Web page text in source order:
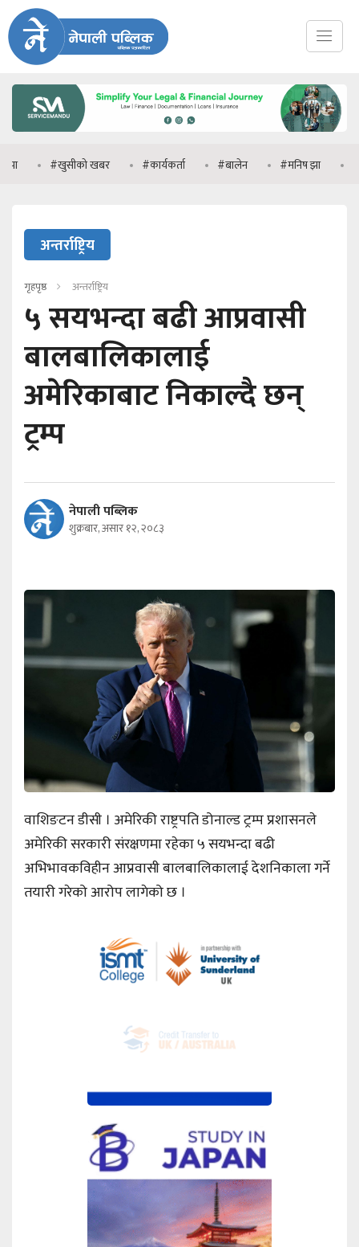
#खुसीको खबर #कार्यकर्ता #बालेन #मनिष झा
अन्तर्राष्ट्रिय
गृहपृष्ठ अन्तर्राष्ट्रिय
५ सयभन्दा बढी आप्रवासी
बालबालिकालाई
अमेरिकाबाट निकाल्दै छन्
ट्रम्प
नेपाली पब्लिक
शुक्रबार, असार १२, २०८३
वाशिङटन डीसी । अमेरिकी राष्ट्रपति डोनाल्ड ट्रम्प प्रशासनले
अमेरिकी सरकारी संरक्षणमा रहेका ५ सयभन्दा बढी
अभिभावकविहीन आप्रवासी बालबालिकालाई देशनिकाला गर्ने
तयारी गरेको आरोप लागेको छ ।